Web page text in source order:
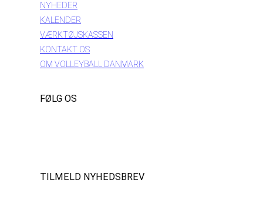
NYHEDER
KALENDER
VÆRKTØJSKASSEN
KONTAKT OS
OM VOLLEYBALL DANMARK
FØLG OS
TILMELD NYHEDSBREV